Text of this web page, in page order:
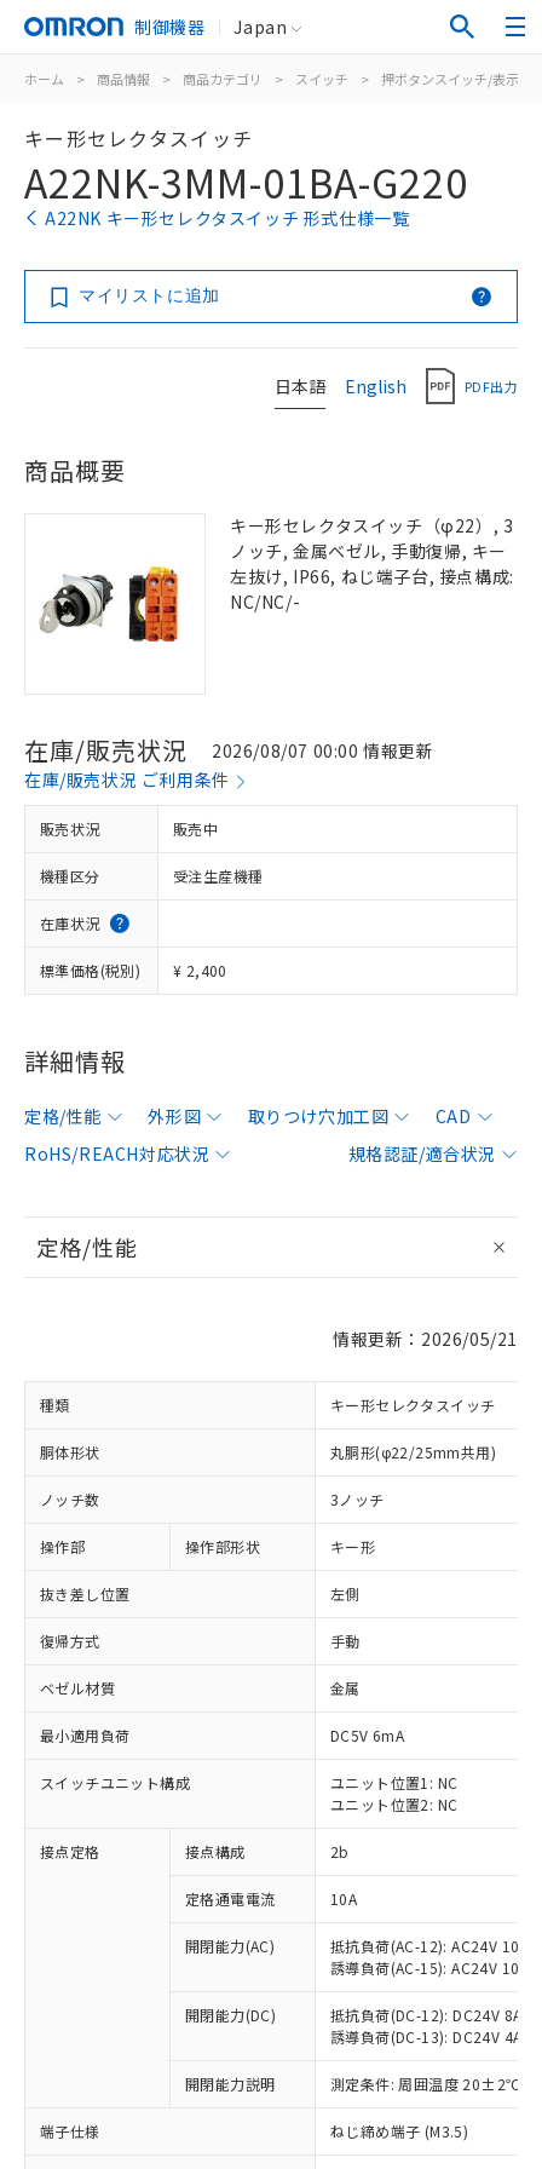
制御機器 Japan
ホーム > 商品情報 > 商品カテゴリ > スイッチ > 押ボタンスイッチ/表示灯
キー形セレクタスイッチ
A22NK-3MM-01BA-G220
A22NK キー形セレクタスイッチ 形式仕様一覧
マイリストに追加
日本語 English PDF出力
商品概要
キー形セレクタスイッチ（φ22）, 3
ノッチ, 金属ベゼル, 手動復帰, キー
左抜け, IP66, ねじ端子台, 接点構成:
NC/NC/-
在庫/販売状況
2026/08/07 00:00 情報更新
在庫/販売状況 ご利用条件
販売状況 販売中
機種区分 受注生産機種
在庫状況
標準価格(税別) ¥ 2,400
詳細情報
定格/性能 外形図 取りつけ穴加工図
CAD
RoHS/REACH対応状況
規格認証/適合状況
定格/性能
情報更新：2026/05/21
種類 キー形セレクタスイッチ
胴体形状 丸胴形(φ22/25mm共用)
ノッチ数 3ノッチ
操作部 操作部形状 キー形
抜き差し位置 左側
復帰方式 手動
ベゼル材質 金属
最小適用負荷 DC5V 6mA
スイッチユニット構成
ユニット位置1: NC
ユニット位置2: NC
接点定格 接点構成 2b
定格通電電流 10A
開閉能力(AC)
抵抗負荷(AC-12): AC24V 10A/
誘導負荷(AC-15): AC24V
開閉能力(DC)
抵抗負荷(DC-12): DC24V 8A/
誘導負荷(DC-13): DC24V 4A/
開閉能力説明 測定条件: 周囲温度 20±2℃、
端子仕様 ねじ締め端子 (M3.5)
ご利用条件
以下の条件をお読みいただき、同意のうえ
対応済み：EU RoHS指令（10物質）の
非含有に対応した製品が提供可能な商品で
対応予定：EU RoHS指令（10物質）の非含
有に対応した製品に切り替える予定のある
対応予定なし：EU RoHS指令（10物質）の
非含有に非対応の商品で、対応品を出す予